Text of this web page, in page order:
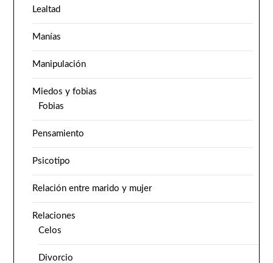
Lealtad
Manías
Manipulación
Miedos y fobias
Fobias
Pensamiento
Psicotipo
Relación entre marido y mujer
Relaciones
Celos
Divorcio